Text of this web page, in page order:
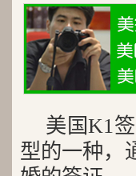
美国K1
型的一种，